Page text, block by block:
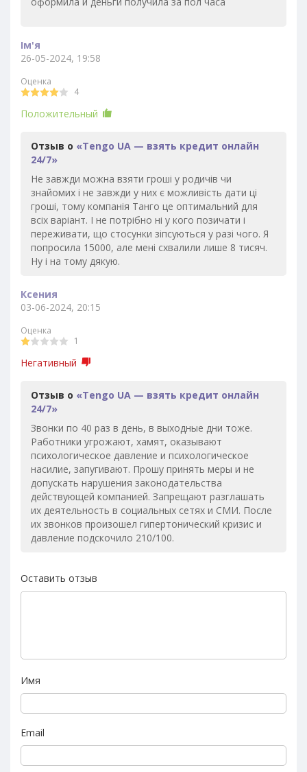
Ім'я
26-05-2024, 19:58
Оценка
4
Положительный
Отзыв о «Tengo UA — взять кредит онлайн
24/7»
Не завжди можна взяти гроші у родичів чи
знайомих і не завжди у них є можливість дати ці
гроші, тому компанія Танго це оптимальний для
всіх варіант. І не потрібно ні у кого позичати і
переживати, що стосунки зіпсуються у разі чого. Я
попросила 15000, але мені схвалили лише 8 тисяч.
Ну і на тому дякую.
Ксения
03-06-2024, 20:15
Оценка
1
Негативный
Отзыв о «Tengo UA — взять кредит онлайн
24/7»
Звонки по 40 раз в день, в выходные дни тоже.
Работники угрожают, хамят, оказывают
психологическое давление и психологическое
насилие, запугивают. Прошу принять меры и не
допускать нарушения законодательства
действующей компанией. Запрещают разглашать
их деятельность в социальных сетях и СМИ. После
их звонков произошел гипертонический кризис и
давление подскочило 210/100.
Оставить отзыв
Имя
Email